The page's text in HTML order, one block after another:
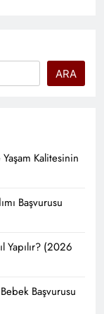
ARA
Kalitesinin
Başvurusu
Yapılır? (2026
Başvurusu